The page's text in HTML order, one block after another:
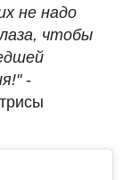
не надо
чтобы
-